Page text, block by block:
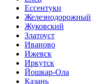
Ессентуки
Железнодорожный
Жуковский
Златоуст
Иваново
Ижевск
Иркутск
Йошкар-Ола
Казань